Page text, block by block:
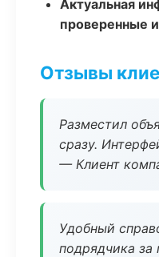
Актуальная
проверенные
Отзывы
Разместил
сразу.
— Клиент
Удобный
подрядчика